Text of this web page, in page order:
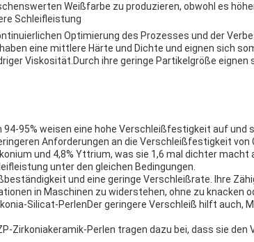
Weißfarbe zu produzieren, obwohl es
Schleifleistung
Optimierung des Prozesses und der
eine mittlere Härte und Dichte und eignen sich
Viskosität.Durch ihre geringe Partikelgröße eignen
95% weisen eine hohe Verschleißfestigkeit auf und
Anforderungen an die Verschleißfestigkeit von
und 4,8% Yttrium, was sie 1,6 mal dichter macht
unter den gleichen Bedingungen.
und eine geringe Verschleißrate. Ihre
in Maschinen zu widerstehen, ohne zu knacken
Silicat-PerlenDer geringere Verschleiß hilft auch,
Zirkoniakeramik-Perlen tragen dazu bei, dass sie den